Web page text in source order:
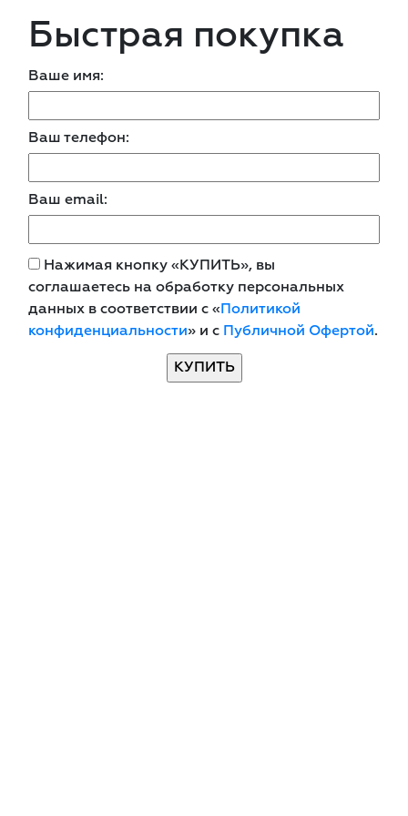
Быстрая покупка
Ваше имя:
Ваш телефон:
Ваш email:
Нажимая кнопку «КУПИТЬ», вы
соглашаетесь на обработку персональных
данных в соответствии с «Политикой
конфиденциальности» и с Публичной Офертой.